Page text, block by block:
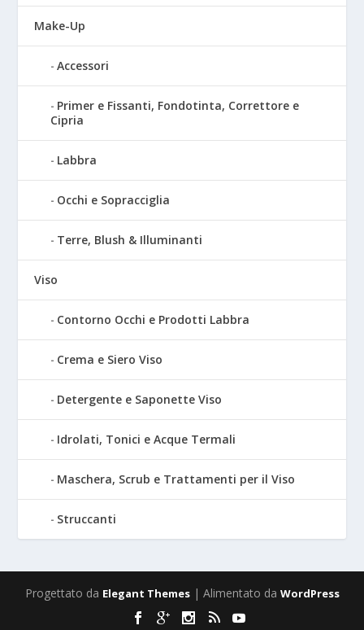
Make-Up
Accessori
Primer e Fissanti, Fondotinta, Correttore e
Cipria
Labbra
Occhi e Sopracciglia
Terre, Blush & Illuminanti
Viso
Contorno Occhi e Prodotti Labbra
Crema e Siero Viso
Detergente e Saponette Viso
Idrolati, Tonici e Acque Termali
Maschera, Scrub e Trattamenti per il Viso
Struccanti
Progettato da Elegant Themes| Alimentato da WordPress